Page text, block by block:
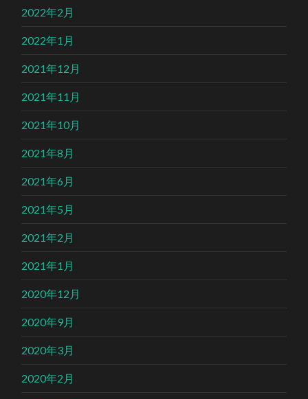
2022年2月
2022年1月
2021年12月
2021年11月
2021年10月
2021年8月
2021年6月
2021年5月
2021年2月
2021年1月
2020年12月
2020年9月
2020年3月
2020年2月